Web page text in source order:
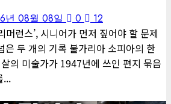
년 08월 08일 0 12
머런스’, 시니어가 먼저 짚어야 할 문제
은 두 개의 기록 불가리아 소피아의 한
의 미술가가 1947년에 쓰인 편지 묶음
...